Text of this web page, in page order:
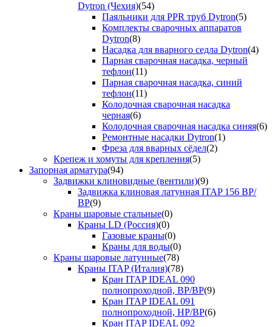
Dytron (Чехия)(54)
Паяльники для PPR труб Dytron(5)
Комплекты сварочных аппаратов
Dytron(8)
Насадка для вварного седла Dytron(4)
Парная сварочная насадка, черный
тефлон(11)
Парная сварочная насадка, синий
тефлон(11)
Колодочная сварочная насадка
черная(6)
Колодочная сварочная насадка синяя(6)
Ремонтные насадки Dytron(1)
Фреза для вварных сёдел(2)
Крепеж и хомуты для крепления(5)
Запорная арматура(94)
Задвижки клиновидные (вентили)(9)
Задвижка клиновая латунная ITAP 156 ВР/
ВР(9)
Краны шаровые стальные(0)
Краны LD (Россия)(0)
Газовые краны(0)
Краны для воды(0)
Краны шаровые латунные(78)
Краны ITAP (Италия)(78)
Кран ITAP IDEAL 090
полнопроходной, ВР/ВР(9)
Кран ITAP IDEAL 091
полнопроходной, НР/ВР(6)
Кран ITAP IDEAL 092